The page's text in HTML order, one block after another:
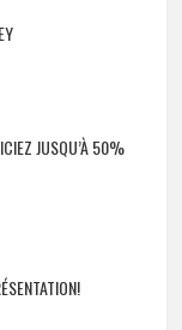
JUSQU’À 50%